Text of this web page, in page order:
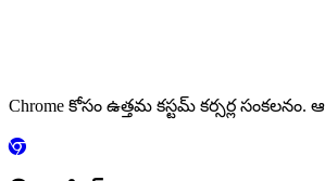
Chrome కోసం ఉత్తమ కస్టమ్ కర్సర్ల